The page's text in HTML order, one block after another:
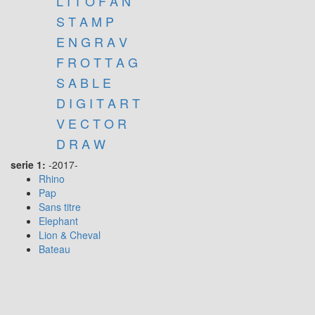
S T A M P
E N G R A V
F R O T T A G
S A B L E
D I G I T A R T
V E C T O R
D R A W
serie 1: -2017-
Rhino
Pap
Sans titre
Elephant
Lion & Cheval
Bateau